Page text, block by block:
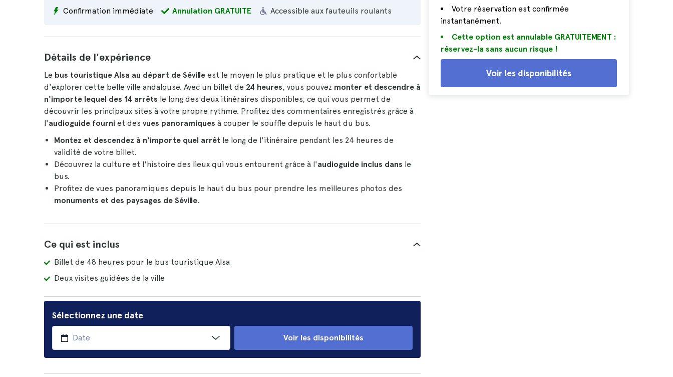
Accessible aux fauteuils roulants
Confirmation immédiate
Annulation GRATUITE
Votre réservation est confirmée
instantanément.
Cette option est annulable GRATUITEMENT :
réservez-la sans aucun risque !
Voir les disponibilités
Détails de l'expérience
Le bus touristique Alsa au départ de Séville est le moyen le plus pratique et le plus confortable
d'explorer cette belle ville andalouse. Avec un billet de 24 heures, vous pouvez monter et descendre à
n'importe lequel des 14 arrêts le long des deux itinéraires disponibles, ce qui vous permet de
découvrir les principaux sites à votre propre rythme. Profitez des commentaires enregistrés grâce à
l'audioguide fourni et des vues panoramiques à couper le souffle depuis le haut du bus.
Montez et descendez à n'importe quel arrêt le long de l'itinéraire pendant les 24 heures de
validité de votre billet.
Découvrez la culture et l'histoire des lieux qui vous entourent grâce à l'audioguide inclus dans le
bus.
Profitez de vues panoramiques depuis le haut du bus pour prendre les meilleures photos des
monuments et des paysages de Séville.
Ce qui est inclus
Billet de 48 heures pour le bus touristique Alsa
Deux visites guidées de la ville
Sélectionnez une date
Voir les disponibilités